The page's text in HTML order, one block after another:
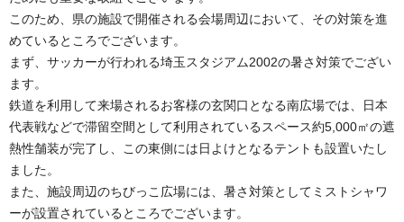
このため、県の施設で開催される会場周辺において、その対策を進
めているところでございます。
まず、サッカーが行われる埼玉スタジアム2002の暑さ対策でござい
ます。
鉄道を利用して来場されるお客様の玄関口となる南広場では、日本
代表戦などで滞留空間として利用されているスペース約5,000㎡の遮
熱性舗装が完了し、この東側には日よけとなるテントも設置いたし
ました。
また、施設周辺のちびっこ広場には、暑さ対策としてミストシャワ
ーが設置されているところでございます。